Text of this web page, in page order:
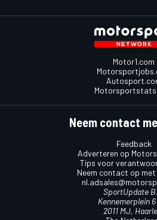
Motor1.com
Neem contact
Feedback
Adverteren op
Tips voor
Neem contact op
SportUpdate
Kennemerplein 6
2011 MJ,